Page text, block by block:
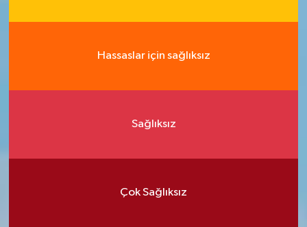
Hassaslar için sağlıksız
Sağlıksız
Çok Sağlıksız